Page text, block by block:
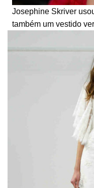
Josephine Skriver
também um vestido